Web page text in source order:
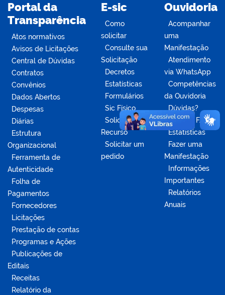
Portal da
Transparência
Atos normativos
Avisos de Licitações
Central de Dúvidas
Contratos
Convênios
Dados Abertos
Despesas
Diárias
Estrutura
Organizacional
Ferramenta de
Autenticidade
Folha de
Pagamentos
Fornecedores
Licitações
Prestação de contas
Programas e Ações
Publicações de
Editais
Receitas
Relatório da
E-sic
Como
solicitar
Consulte sua
Solicitação
Decretos
Estatísticas
Formulários
Sic Físico
Solicitar
Recurso
Solicitar um
pedido
Ouvidoria
Acompanhar
uma
Manifestação
Atendimento
via WhatsApp
Competências
da Ouvidoria
Dúvidas?
Acesse o FAQ
Estatísticas
Fazer uma
Manifestação
Informações
Importantes
Relatórios
Anuais